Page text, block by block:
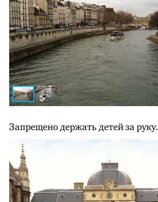
Запрещено держать детей за руку.